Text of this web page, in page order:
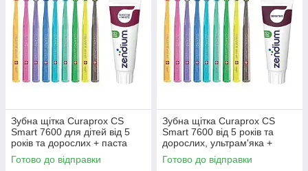
Набір зубних щіток Curaprox CS 5460/3 Ultra
Зубна щітка Curaprox CS
Smart 7600 для дітей від 5
років та дорослих + паста
Zendium Sensitive + White
відбілювання чутливих зубів
Готово до відправки
Зубна щітка Curaprox CS
Smart 7600 від 5 років та
дорослих, ультрам'яка +
паста Zendium Sensitive для
чутливих зубів
Готово до відправки